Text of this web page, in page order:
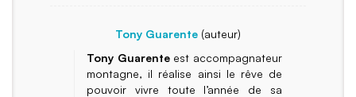
Tony Guarente (auteur)
Tony Guarenteest accompagnateur
montagne, il réalise ainsi le rêve de
pouvoir vivre toute l’année de sa